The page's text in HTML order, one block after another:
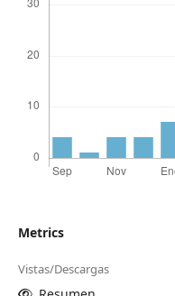
Metrics
Vistas/Descargas